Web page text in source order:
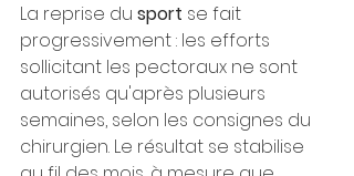
La reprise du sport se fait
progressivement : les efforts
sollicitant les pectoraux ne sont
autorisés qu'après plusieurs
semaines, selon les consignes du
chirurgien. Le résultat se stabilise